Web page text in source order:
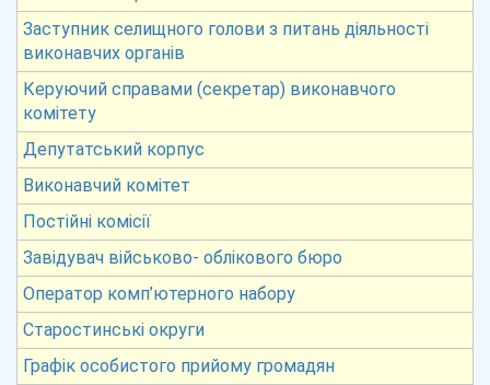
Заступник селищного голови з питань діяльності
виконавчих органів
Керуючий справами (секретар) виконавчого
комітету
Депутатський корпус
Виконавчий комітет
Постійні комісії
Завідувач військово- облікового бюро
Оператор комп’ютерного набору
Старостинські округи
Графік особистого прийому громадян